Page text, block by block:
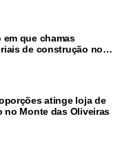
que chamas
de construção no
atinge loja de
no Monte das Oliveiras